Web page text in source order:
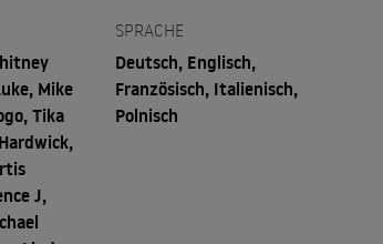
Mike
Tika
J,
SPRACHE
Deutsch, Englisch,
Französisch, Italienisch,
Polnisch